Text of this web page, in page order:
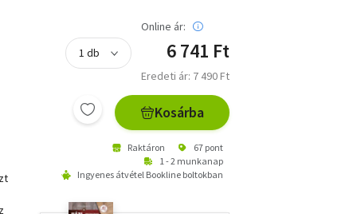
Online ár:
6 741 Ft
Eredeti ár: 7 490 Ft
Kosárba
Raktáron
67 pont
1 - 2 munkanap
Ingyenes átvétel Bookline boltokban